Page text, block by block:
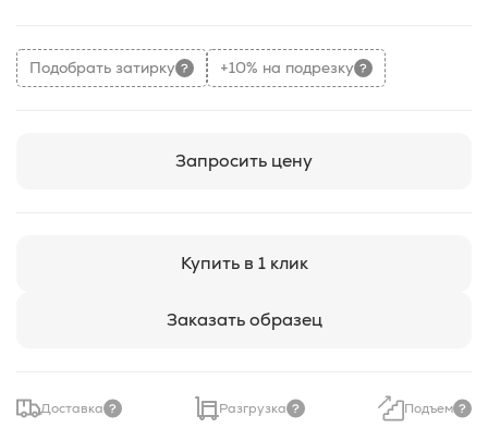
Подобрать затирку +10% на подрезку
Запросить цену
Купить в 1 клик
Заказать образец
Доставка Разгрузка Подъем